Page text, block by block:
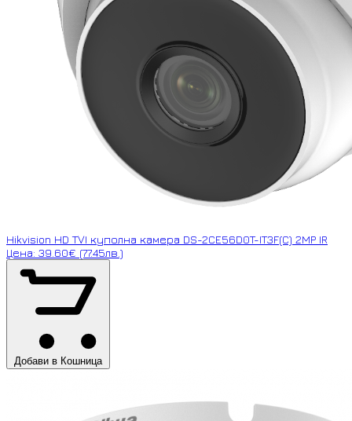
Hikvision HD TVI куполна камера DS-2CE56D0T-IT3F(C) 2MP IR
Цена: 39.60€ (77.45лв.)
Добави в Кошница